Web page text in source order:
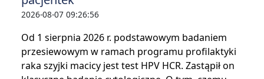
2026-08-07 09:26:56
Od 1 sierpnia 2026 r. podstawowym badaniem
przesiewowym w ramach programu profilaktyki
raka szyjki macicy jest test HPV HCR. Zastąpił on